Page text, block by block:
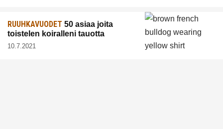
RUUHKAVUODET 50 asiaa joita
toistelen koiralleni tauotta
10.7.2021